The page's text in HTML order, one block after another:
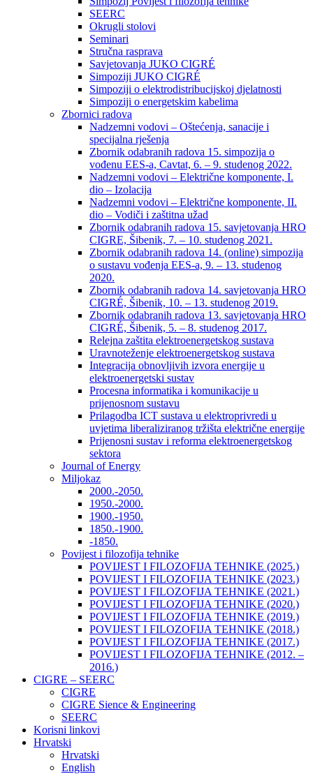
SEERC
Okrugli stolovi
Seminari​
Stručna rasprava​
Savjetovanja JUKO CIGRÉ
Simpoziji JUKO CIGRÉ
Simpoziji o elektrodistribucijskoj djelatnosti
Simpoziji o energetskim kabelima
Zbornici radova
Nadzemni vodovi – Oštećenja, sanacije i
specijalna rješenja
Zbornik odabranih radova 15. simpozija o
vođenu EES-a, Cavtat, 6. – 9. studenog 2022.
Nadzemni vodovi – Električne komponente, I.
dio – Izolacija
Nadzemni vodovi – Električne komponente, II.
dio – Vodiči i zaštitna užad
Zbornik odabranih radova 15. savjetovanja HRO
CIGRE, Šibenik, 7. – 10. studenog 2021.
Zbornik odabranih radova 14. (online) simpozija
o sustavu vođenja EES-a, 9. – 13. studenog
2020.
Zbornik odabranih radova 14. savjetovanja HRO
CIGRÉ, Šibenik, 10. – 13. studenog 2019.
Zbornik odabranih radova 13. savjetovanja HRO
CIGRÉ, Šibenik, 5. – 8. studenog 2017.
Relejna zaštita elektroenergetskog sustava
Uravnoteženje elektroenergetskog sustava
Integracija obnovljivih izvora energije u
elektroenergetski sustav
Procesna informatika i komunikacije u
prijenosnom sustavu
Prilagodba ICT sustava u elektroprivredi u
uvjetima liberaliziranog tržišta električne energije
Prijenosni sustav i reforma elektroenergetskog
sektora
Journal of Energy
Miljokaz
2000.-2050.
1950.-2000.
1900.-1950.
1850.-1900.
-1850.
Povijest i filozofija tehnike
POVIJEST I FILOZOFIJA TEHNIKE (2025.)
POVIJEST I FILOZOFIJA TEHNIKE (2023.)
POVIJEST I FILOZOFIJA TEHNIKE (2021.)
POVIJEST I FILOZOFIJA TEHNIKE (2020.)
POVIJEST I FILOZOFIJA TEHNIKE (2019.)
POVIJEST I FILOZOFIJA TEHNIKE (2018.)
POVIJEST I FILOZOFIJA TEHNIKE (2017.)
POVIJEST I FILOZOFIJA TEHNIKE (2012. –
2016.)
CIGRE – SEERC
CIGRE
CIGRE Sience & Engineering
SEERC
Korisni linkovi
Hrvatski
Hrvatski
English